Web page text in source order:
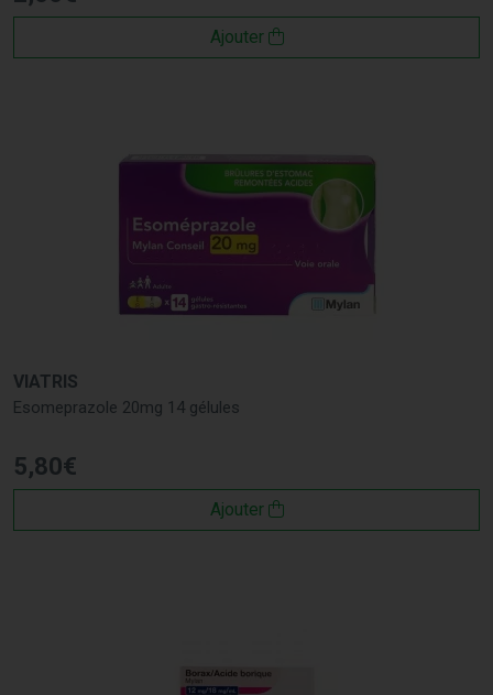
Ajouter
VIATRIS
Esomeprazole 20mg 14 gélules
5,80€
Ajouter